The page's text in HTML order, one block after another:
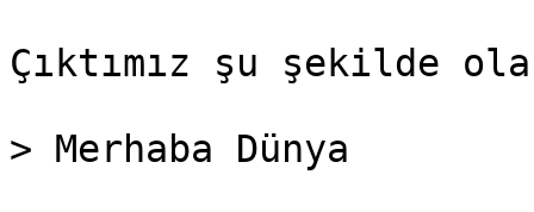
Çıktımız şu şekilde
> Merhaba Dünya